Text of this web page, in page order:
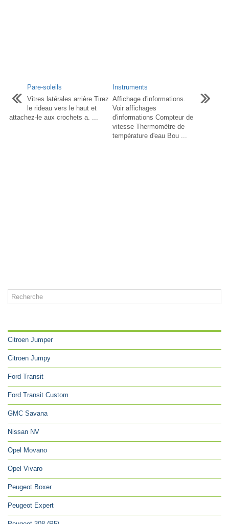
Pare-soleils
Vitres latérales arrière Tirez
le rideau vers le haut et
attachez-le aux crochets a. ...
Instruments
Affichage d'informations.
Voir affichages
d'informations Compteur de
vitesse Thermomètre de
température d'eau Bou ...
Citroen Jumper
Citroen Jumpy
Ford Transit
Ford Transit Custom
GMC Savana
Nissan NV
Opel Movano
Opel Vivaro
Peugeot Boxer
Peugeot Expert